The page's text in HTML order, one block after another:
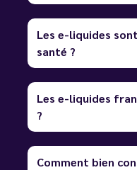
Les e-liquides
santé ?
Les e-liquides
?
Comment bien